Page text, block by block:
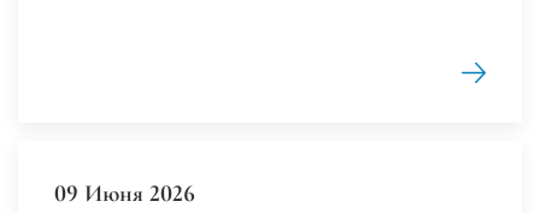
09 Июня 2026